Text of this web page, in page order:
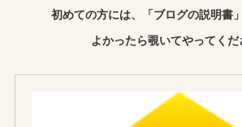
初めての方には、「ブログの説明書
よかったら覗いてやってく